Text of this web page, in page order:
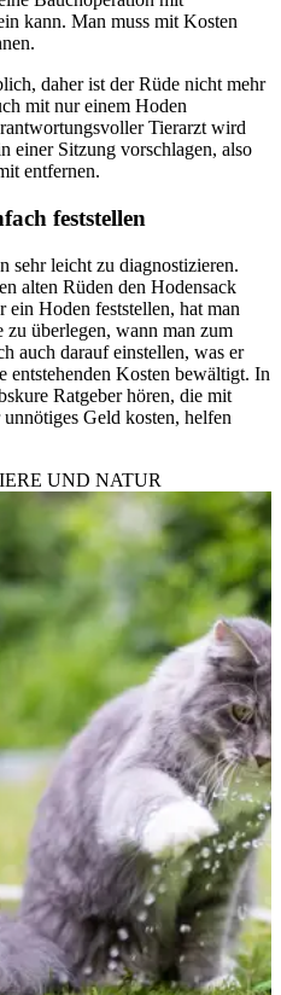
kann. Man muss mit Kosten
daher ist der Rüde nicht mehr
mit nur einem Hoden
Tierarzt wird
einer Sitzung vorschlagen, also
entfernen.
feststellen
sehr leicht zu diagnostizieren.
alten Rüden den Hodensack
ein Hoden feststellen, hat man
überlegen, wann man zum
auch darauf einstellen, was er
entstehenden Kosten bewältigt. In
Ratgeber hören, die mit
Geld kosten, helfen
UND NATUR